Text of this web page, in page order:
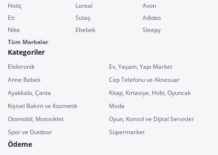
Hotiç
Loreal
Avon
Eti
Sütaş
Adidas
Nike
Ebebek
Sleepy
Tüm Markalar
Kategoriler
Elektronik
Ev, Yaşam, Yapı Market
Anne Bebek
Cep Telefonu ve Aksesuar
Ayakkabı, Çanta
Kitap, Kırtasiye, Hobi, Oyuncak
Kişisel Bakım ve Kozmetik
Moda
Otomobil, Motosiklet
Oyun, Konsol ve Dijital Servisler
Spor ve Outdoor
Süpermarket
Ödeme